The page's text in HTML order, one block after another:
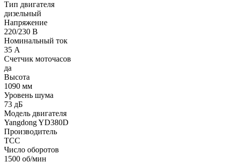
Тип двигателя
дизельный
Напряжение
220/230 В
Номинальный ток
35 А
Счетчик моточасов
да
Высота
1090 мм
Уровень шума
73 дБ
Модель двигателя
Yangdong YD380D
Производитель
ТСС
Число оборотов
1500 об/мин